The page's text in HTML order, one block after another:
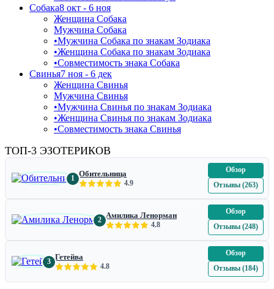
Собака8 окт - 6 ноя
Женщина Собака
Мужчина Собака
•Мужчина Собака по знакам Зодиака
•Женщина Собака по знакам Зодиака
•Совместимость знака Собака
Свинья7 ноя - 6 дек
Женщина Свинья
Мужчина Свинья
•Мужчина Свинья по знакам Зодиака
•Женщина Свинья по знакам Зодиака
•Совместимость знака Свинья
ТОП-3 ЭЗОТЕРИКОВ
1 Обительница
4.9
Обзор
Отзывы (263)
2 Амилика Ленорман
4.8
Обзор
Отзывы (248)
3 Гетейва
4.8
Обзор
Отзывы (184)